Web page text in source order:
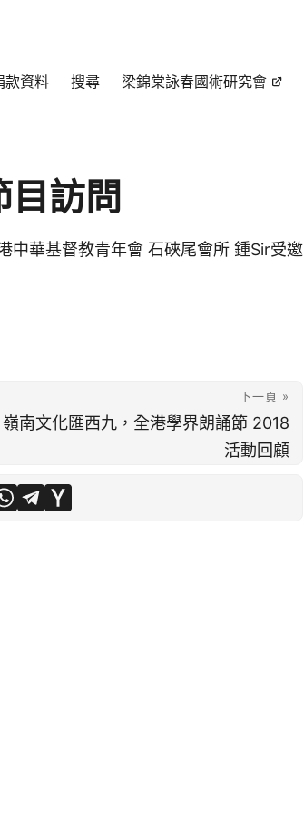
款資料 搜尋 梁錦棠詠春國術研究會
訪問
中華基督教青年會 石硤尾會所 鍾Sir受邀
下一頁 »
嶺南文化匯西九，全港學界朗誦節 2018
活動回顧